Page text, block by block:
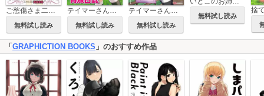
無料試し読み
テイマーさんのVRMMO育成日誌 コミック版 （分冊版）
無料試し読み
テイマーさんのVRMMO育成日誌 コミック版
無料試し読み
無料試し読み
「 GRAPHICTION BOOKS 」のおすすめ作品